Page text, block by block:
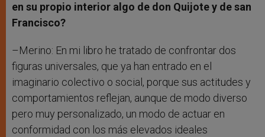
en su propio interior algo de don Quijote y de san
Francisco?
–Merino: En mi libro he tratado de confrontar dos
figuras universales, que ya han entrado en el
imaginario colectivo o social, porque sus actitudes y
comportamientos reflejan, aunque de modo diverso
pero muy personalizado, un modo de actuar en
conformidad con los más elevados ideales